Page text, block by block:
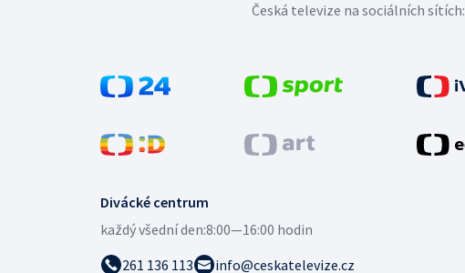
Divácké centrum
každý všední den:8:00—16:00 hodin
261 136 113
info@ceskatelevize.cz
Česká televize na sociálních sítích: